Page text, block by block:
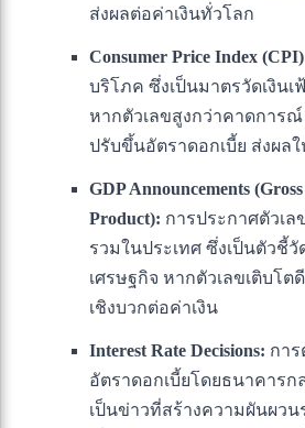
ส่งผลต่อค่าเงินทั่วโลก
Consumer Price Index
บริโภค ซึ่งเป็นมาตรวัดเงิน
หากตัวเลขสูงกว่าคาดการ
ปรับขึ้นอัตราดอกเบี้ย ส่งผล
GDP Announcements
Product): การประกาศตัวเ
รวมในประเทศ ซึ่งเป็นตัวชี้
เศรษฐกิจ หากตัวเลขเติบโต
เชิงบวกต่อค่าเงิน
Interest Rate Decisions: การ
อัตราดอกเบี้ยโดยธนาคารก
เป็นข่าวที่สร้างความผันผว